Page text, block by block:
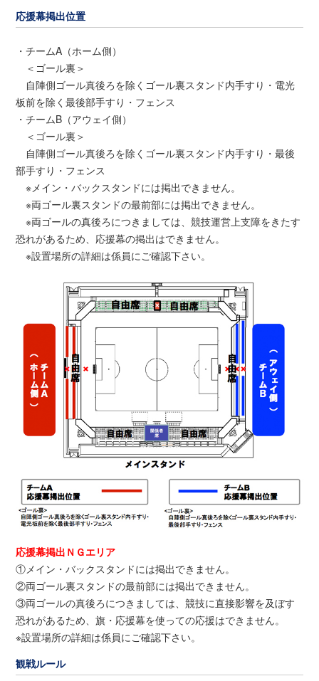
応援幕掲出位置
・チームA（ホーム側）
＜ゴール裏＞
自陣側ゴール真後ろを除くゴール裏スタンド内手すり・電光
板前を除く最後部手すり・フェンス
・チームB（アウェイ側）
＜ゴール裏＞
自陣側ゴール真後ろを除くゴール裏スタンド内手すり・最後
部手すり・フェンス
※メイン・バックスタンドには掲出できません。
※両ゴール裏スタンドの最前部には掲出できません。
※両ゴールの真後ろにつきましては、競技運営上支障をきたす
恐れがあるため、応援幕の掲出はできません。
※設置場所の詳細は係員にご確認下さい。
応援幕掲出ＮＧエリア
①メイン・バックスタンドには掲出できません。
②両ゴール裏スタンドの最前部には掲出できません。
③両ゴールの真後ろにつきましては、競技に直接影響を及ぼす
恐れがあるため、旗・応援幕を使っての応援はできません。
※設置場所の詳細は係員にご確認下さい。
観戦ルール